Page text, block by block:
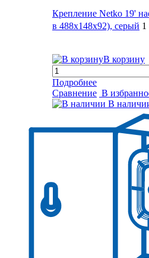
Крепление Netko 19'
в 488х148х92), серый 1
В корзину
Подробнее
Сравнение В
В